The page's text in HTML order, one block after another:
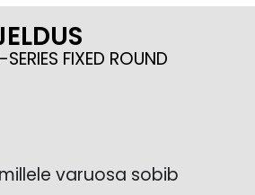
FIXED ROUND
varuosa sobib